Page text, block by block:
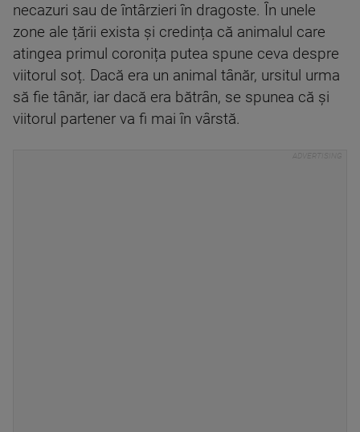
necazuri sau de întârzieri în dragoste. În unele
zone ale țării exista și credința că animalul care
atingea primul coronița putea spune ceva despre
viitorul soț. Dacă era un animal tânăr, ursitul urma
să fie tânăr, iar dacă era bătrân, se spunea că și
viitorul partener va fi mai în vârstă.